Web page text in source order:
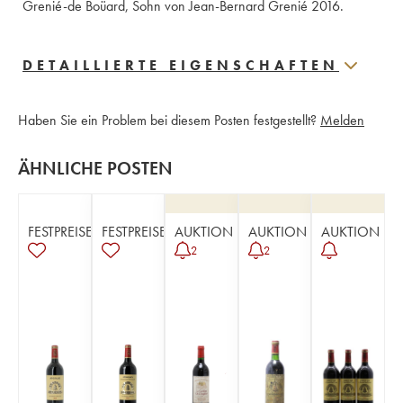
Grenié-de Boüard, Sohn von Jean-Bernard Grenié 2016.
DETAILLIERTE EIGENSCHAFTEN
Haben Sie ein Problem bei diesem Posten festgestellt? Melden
ÄHNLICHE POSTEN
FESTPREISE FESTPREISE AUKTION
2
AUKTION
2
AUKTION